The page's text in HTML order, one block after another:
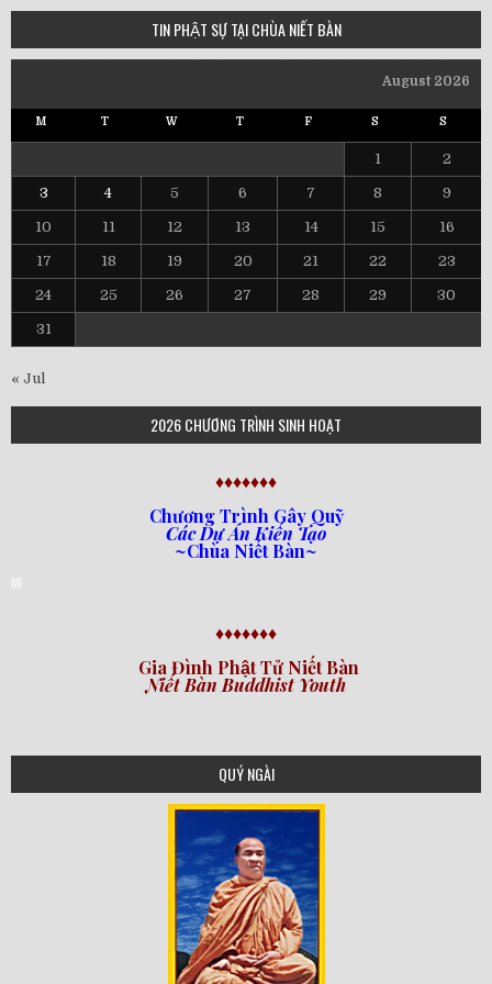
TIN PHẬT SỰ TẠI CHÙA NIẾT BÀN
August 2026
M T W T F S S
1 2
3 4 5 6 7 8 9
10 11 12 13 14 15 16
17 18 19 20 21 22 23
24 25 26 27 28 29 30
31
« Jul
2026 CHƯƠNG TRÌNH SINH HOẠT
♦♦♦♦♦♦♦
Chương Trình Gây Quỹ
Các Dự Án Kiến Tạo
~Chùa Niết Bàn~
♦♦♦♦♦♦♦
Gia Đình Phật Tử Niết Bàn
Niết Bàn Buddhist Youth
QUÝ NGÀI